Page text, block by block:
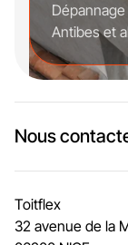
Antibes et
Nous
Toitflex
32 avenue de la